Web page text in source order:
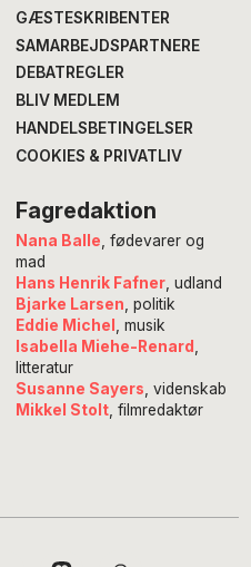
GÆSTESKRIBENTER
SAMARBEJDSPARTNERE
DEBATREGLER
BLIV MEDLEM
HANDELSBETINGELSER
COOKIES & PRIVATLIV
Fagredaktion
Nana Balle , fødevarer og
mad
Hans Henrik Fafner, udland
Bjarke Larsen , politik
Eddie Michel
, musik
Isabella Miehe-Renard
litteratur
Susanne Sayers , videnskab
Mikkel Stolt, filmredaktør